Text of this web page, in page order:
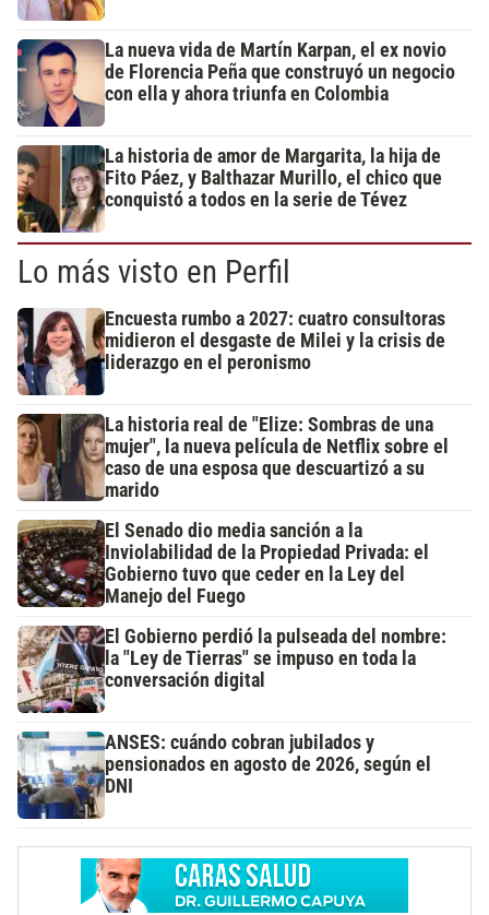
La nueva vida de Martín Karpan, el ex novio
de Florencia Peña que construyó un negocio
con ella y ahora triunfa en Colombia
La historia de amor de Margarita, la hija de
Fito Páez, y Balthazar Murillo, el chico que
conquistó a todos en la serie de Tévez
Lo más visto en Perfil
Encuesta rumbo a 2027: cuatro consultoras
midieron el desgaste de Milei y la crisis de
liderazgo en el peronismo
La historia real de "Elize: Sombras de una
mujer", la nueva película de Netflix sobre el
caso de una esposa que descuartizó a su
marido
El Senado dio media sanción a la
Inviolabilidad de la Propiedad Privada: el
Gobierno tuvo que ceder en la Ley del
Manejo del Fuego
El Gobierno perdió la pulseada del nombre:
la "Ley de Tierras" se impuso en toda la
conversación digital
ANSES: cuándo cobran jubilados y
pensionados en agosto de 2026, según el
DNI